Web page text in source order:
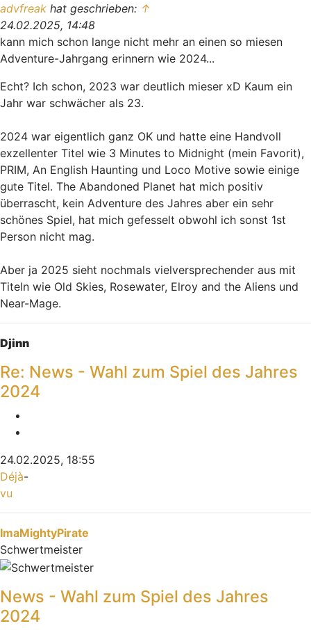
advfreak hat geschrieben: ↑
24.02.2025, 14:48
kann mich schon lange nicht mehr an einen so miesen
Adventure-Jahrgang erinnern wie 2024...
Echt? Ich schon, 2023 war deutlich mieser xD Kaum ein
Jahr war schwächer als 23.
2024 war eigentlich ganz OK und hatte eine Handvoll
exzellenter Titel wie 3 Minutes to Midnight (mein Favorit),
PRIM, An English Haunting und Loco Motive sowie einige
gute Titel. The Abandoned Planet hat mich positiv
überrascht, kein Adventure des Jahres aber ein sehr
schönes Spiel, hat mich gefesselt obwohl ich sonst 1st
Person nicht mag.
Aber ja 2025 sieht nochmals vielversprechender aus mit
Titeln wie Old Skies, Rosewater, Elroy and the Aliens und
Near-Mage.
Nach oben
Djinn
Re: News - Wahl zum Spiel des Jahres
2024
24.02.2025, 18:55
Déjà-
vu
Nach oben
ImaMightyPirate
Schwertmeister
News - Wahl zum Spiel des Jahres
2024